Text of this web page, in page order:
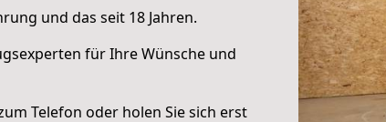
und das seit 18 Jahren.
für Ihre Wünsche und
Telefon oder holen Sie sich erst